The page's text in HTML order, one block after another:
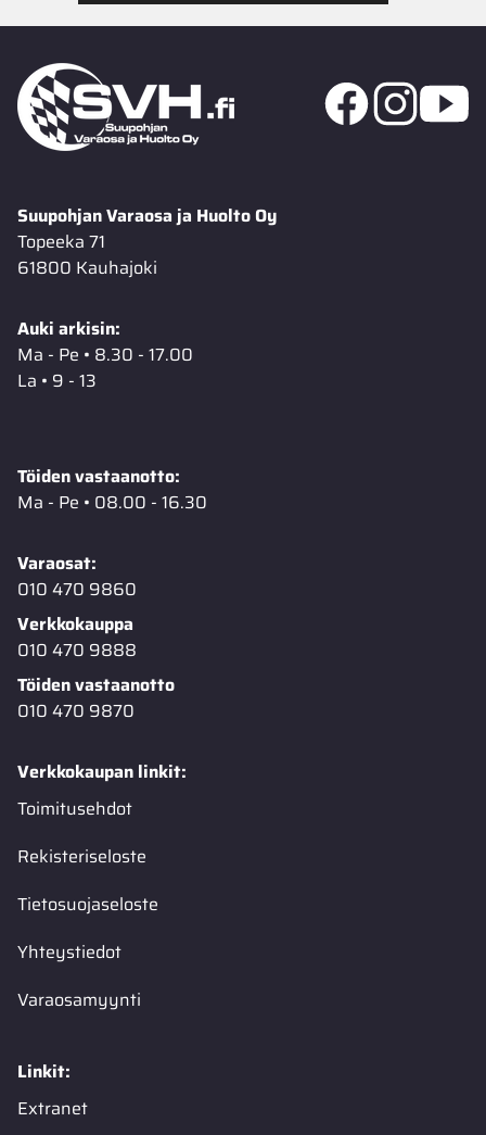
Suupohjan Varaosa ja Huolto Oy
Topeeka 71
61800 Kauhajoki
Auki arkisin:
Ma - Pe • 8.30 - 17.00
La • 9 - 13
Töiden vastaanotto:
Ma - Pe • 08.00 - 16.30
Varaosat:
010 470 9860
Verkkokauppa
010 470 9888
Töiden vastaanotto
010 470 9870
Verkkokaupan linkit:
Toimitusehdot
Rekisteriseloste
Tietosuojaseloste
Yhteystiedot
Varaosamyynti
Linkit:
Extranet